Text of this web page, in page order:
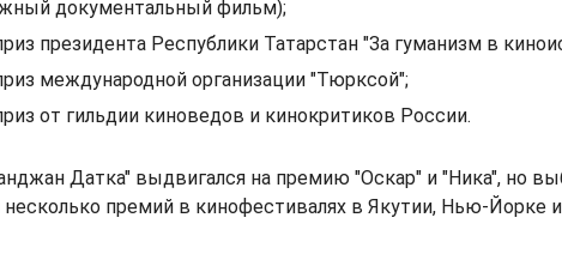
документальный фильм);
президента Республики Татарстан "За гуманизм в
международной организации "Тюрксой";
от гильдии киноведов и кинокритиков России.
Датка" выдвигался на премию "Оскар" и "Ника", но
несколько премий в кинофестивалях в Якутии, Нью-Йорке